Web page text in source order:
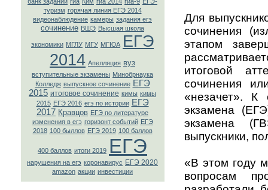
туризм горячая линия ЕГЭ 2014
видеонаблюдение камеры задания егэ
сочинение ВШЭ Высшая школа
экономики МГЛУ МГУ МГЮА ЕГЭ
2014 Апелляция вуз
вступительные экзамены Минобрнаука
Колледж выпускное сочинение ЕГЭ
2015 итоговое сочинение кимы кимы
2015 ЕГЭ 2016 егэ по истории ЕГЭ
2017 Кравцов ЕГЭ по литературе
изменения в егэ горизонт событий ЕГЭ
2018 100 быллов ЕГЭ 2019 100 баллов
400 баллов итоги 2019 ЕГЭ
нарушения на егэ коронавирус ЕГЭ 2020
amazon акции инвестиции
Для
сочинения
этапом
итоговой
сочинения
«незачет». К
экзамена
экзамена
выпускники,
«В этом году
вопросам